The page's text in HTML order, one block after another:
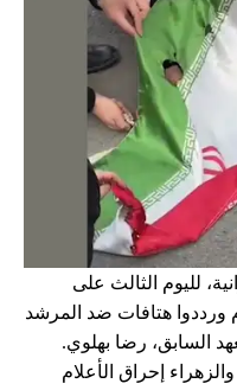
لليوم الثالث على
ورددوا هتافات ضد المرشد
السابق، رضا بهلوي.
إحراق الأعلام